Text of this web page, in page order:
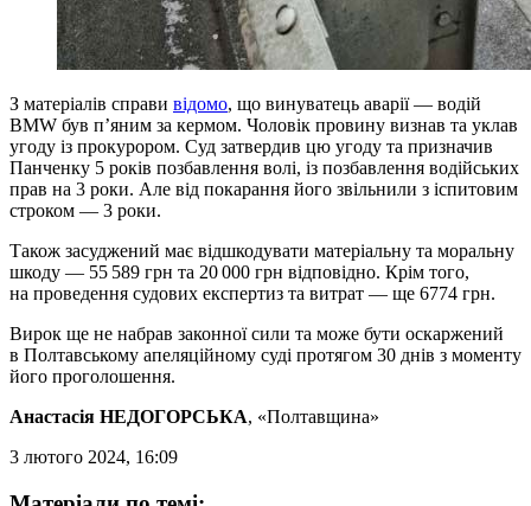
З матеріалів справи відомо, що винуватець аварії — водій
BMW був п’яним за кермом. Чоловік провину визнав та уклав
угоду із прокурором. Суд затвердив цю угоду та призначив
Панченку 5 років позбавлення волі, із позбавлення водійських
прав на 3 роки. Але від покарання його звільнили з іспитовим
строком — 3 роки.
Також засуджений має відшкодувати матеріальну та моральну
шкоду — 55 589 грн та 20 000 грн відповідно. Крім того,
на проведення судових експертиз та витрат — ще 6774 грн.
Вирок ще не набрав законної сили та може бути оскаржений
в Полтавському апеляційному суді протягом 30 днів з моменту
його проголошення.
Анастасія НЕДОГОРСЬКА, «Полтавщина»
3 лютого 2024, 16:09